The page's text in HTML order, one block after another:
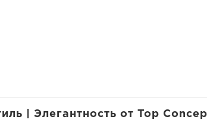
| Элегантность от Top